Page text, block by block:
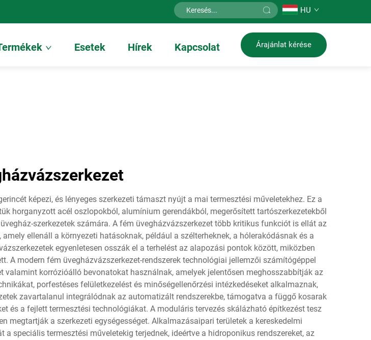
HU
Esetek Hírek Kapcsolat Árajánlat kérése
képezi, és lényeges szerkezeti támaszt nyújt a mai termesztési műveletekhez. Ez a
horganyzott acél oszlopokból, alumínium gerendákból, megerősített tartószerkezetekből
szerkezetek számára. A fém üvegházvázszerkezet több kritikus funkciót is ellát az
ellenáll a környezeti hatásoknak, például a szélterheknek, a hólerakódásnak és a
egyenletesen osszák el a terhelést az alapozási pontok között, miközben
modern fém üvegházvázszerkezet-rendszerek technológiai jellemzői számítógéppel
korrózióálló bevonatokat használnak, amelyek jelentősen meghosszabbítják az
porfestéses felületkezelést és minőségellenőrzési intézkedéseket alkalmaznak,
zavartalanul integrálódnak az automatizált rendszerekbe, támogatva a függő kosarak
és a fejlett termesztési technológiákat. A moduláris tervezés skálázható építkezést tesz
megtartják a szerkezeti egységességet. Alkalmazásaipari területek a kereskedelmi
speciális termesztési műveletekig terjednek, ideértve a hidroponikus rendszereket, az